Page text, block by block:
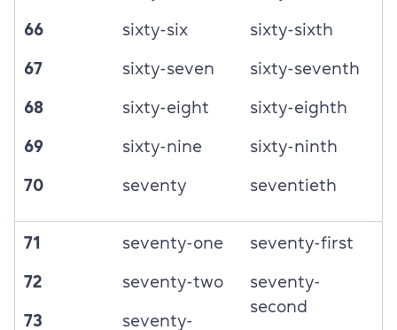
66
67
68
69
70
sixty-six
sixty-seven
sixty-eight
sixty-nine
seventy
sixty-sixth
sixty-seventh
sixty-eighth
sixty-ninth
seventieth
71
72
73
seventy-one
seventy-two
seventy-
seventy-first
seventy-
second